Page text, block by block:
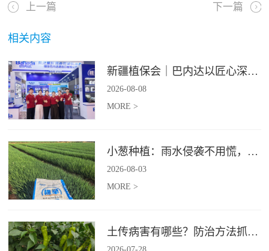
上一篇 下一篇
相关内容
新疆植保会｜巴内达以匠心深耕良田，以科创赋能农耕
2026-08-08
MORE >
小葱种植：雨水侵袭不用慌，四招稳住小葱产量
2026-08-03
MORE >
土传病害有哪些？防治方法抓紧收藏